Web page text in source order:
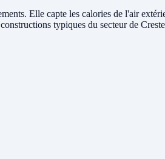
Elle capte les calories de l'air
typiques du secteur de